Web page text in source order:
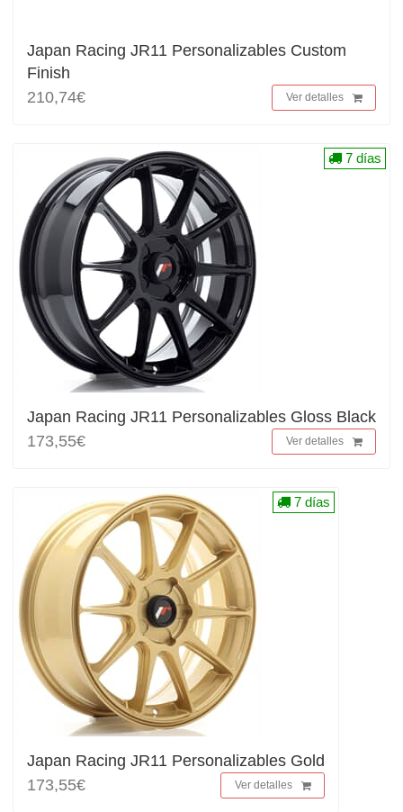
Japan Racing JR11 Personalizables Custom
Finish
210,74€
Ver detalles
Japan Racing JR11 Personalizables Gloss Black
173,55€
Ver detalles
7 días
Japan Racing JR11 Personalizables Gold
173,55€
Ver detalles
7 días